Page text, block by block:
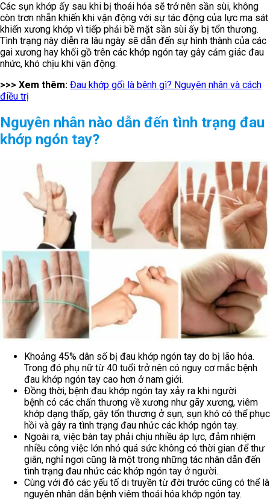
Các sụn khớp ấy sau khi bị thoái hóa sẽ trở nên sần sùi, không
còn trơn nhẵn khiến khi vận động với sự tác động của lực ma sát
khiến xương khớp vì tiếp phải bề mặt sần sùi ấy bị tổn thương.
Tình trạng này diễn ra lâu ngày sẽ dẫn đến sự hình thành của các
gai xương hay khối gồ trên các khớp ngón tay gây cảm giác đau
nhức, khó chịu khi vận động.
>>> Xem thêm: Đau khớp gối là bệnh gì? Nguyên nhân và cách
điều trị
Nguyên nhân nào dẫn đến tình trạng đau
khớp ngón tay?
Khoảng 45% dân số bị đau khớp ngón tay do bị lão hóa.
Trong đó phụ nữ từ 40 tuổi trở nên có nguy cơ mắc bệnh
đau khớp ngón tay cao hơn ở nam giới.
Đồng thời, bệnh đau khớp ngón tay xảy ra khi người
bệnh có các chấn thương về xương như gãy xương, viêm
khớp dạng thấp, gây tổn thương ở sụn, sụn khó có thể phục
hồi và gây ra tình trạng đau nhức các khớp ngón tay.
Ngoài ra, việc bàn tay phải chịu nhiều áp lực, đảm nhiệm
nhiều công việc lớn nhỏ quá sức không có thời gian để thư
giãn, nghỉ ngơi cũng là một trong những tác nhân dẫn đến
tình trạng đau nhức các khớp ngón tay ở người.
Cùng với đó các yếu tố di truyền từ đời trước cũng có thể là
nguyên nhân dẫn bệnh viêm thoái hóa khớp ngón tay.